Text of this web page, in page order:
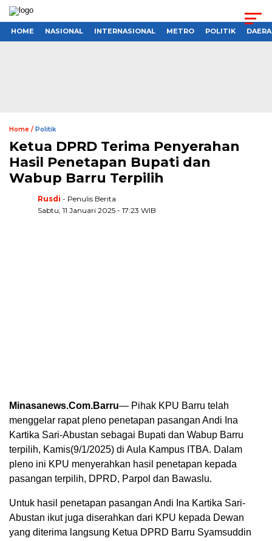
HOME NASIONAL INTERNASIONAL METRO POLITIK
Home / Politik
Ketua DPRD Terima Penyerahan
Hasil Penetapan Bupati dan
Wabup Barru Terpilih
Rusdi - Penulis Berita
Sabtu, 11 Januari 2025 - 17:23 WIB
Minasanews.Com.Barru— Pihak KPU Barru telah
menggelar rapat pleno penetapan pasangan Andi Ina
Kartika Sari-Abustan sebagai Bupati dan Wabup Barru
terpilih, Kamis(9/1/2025) di Aula Kampus ITBA. Dalam
pleno ini KPU menyerahkan hasil penetapan kepada
pasangan terpilih, DPRD, Parpol dan Bawaslu.
Untuk hasil penetapan pasangan Andi Ina Kartika Sari-
Abustan ikut juga diserahkan dari KPU kepada Dewan
yang diterima langsung Ketua DPRD Barru Syamsuddin